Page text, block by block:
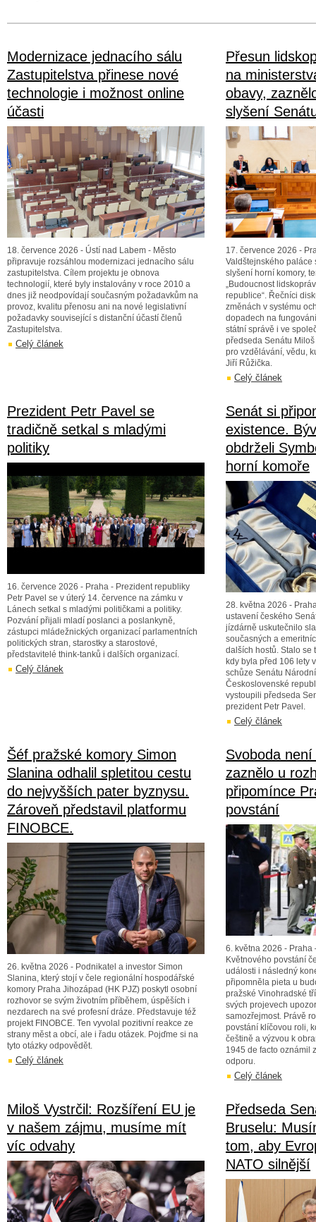
Modernizace jednacího sálu
Zastupitelstva přinese nové
technologie i možnost online
účasti
18. července 2026 - Ústí nad Labem - Město
připravuje rozsáhlou modernizaci jednacího sálu
zastupitelstva. Cílem projektu je obnova
technologií, které byly instalovány v roce 2010 a
dnes již neodpovídají současným požadavkům na
provoz, kvalitu přenosu ani na nové legislativní
požadavky související s distanční účastí členů
Zastupitelstva.
Celý článek
Přesun
na
obavy,
slyšení
17. července 2026 -
Valdštejnského paláce
slyšení horní komory,
„Budoucnost
republice“. Řečníci
změnách v systému
dopadech na
státní správě i ve
předseda Senátu
pro vzdělávání, vědu,
Jiří Růžička.
Celý článek
Prezident Petr Pavel se
tradičně setkal s mladými
politiky
16. července 2026 - Praha - Prezident republiky
Petr Pavel se v úterý 14. července na zámku v
Lánech setkal s mladými političkami a politiky.
Pozvání přijali mladí poslanci a poslankyně,
zástupci mládežnických organizací parlamentních
politických stran, starostky a starostové,
představitelé think-tanků i dalších organizací.
Celý článek
Senát si
existence.
obdrželi
horní komoře
28. května 2026 -
ustavení českého
jízdárně uskutečnilo
současných a
dalších hostů. Stalo se
kdy byla před 106 lety
schůze Senátu
Československé
vystoupili předseda
prezident Petr Pavel.
Celý článek
Šéf pražské komory Simon
Slanina odhalil spletitou cestu
do nejvyšších pater byznysu.
Zároveň představil platformu
FINOBCE.
26. května 2026 - Podnikatel a investor Simon
Slanina, který stojí v čele regionální hospodářské
komory Praha Jihozápad (HK PJZ) poskytl osobní
rozhovor se svým životním příběhem, úspěších i
nezdarech na své profesní dráze. Představuje též
projekt FINOBCE. Ten vyvolal pozitivní reakce ze
strany měst a obcí, ale i řadu otázek. Pojďme si na
tyto otázky odpovědět.
Celý článek
Svoboda
zaznělo u
připomínce
povstání
6. května 2026 -
Květnového povstání
události i následný
připomněla pieta u
pražské Vinohradské
svých projevech
samozřejmost. Právě
povstání klíčovou roli,
češtině a výzvou k
1945 de facto oznámil
odporu.
Celý článek
Miloš Vystrčil: Rozšíření EU je
v našem zájmu, musíme mít
víc odvahy
Předseda
Bruselu:
tom, aby
NATO silnější